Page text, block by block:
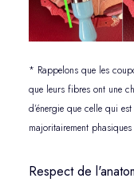
* Rappelons que les
que leurs fibres ont une
d’énergie que celle qui
majoritairement
Respect de